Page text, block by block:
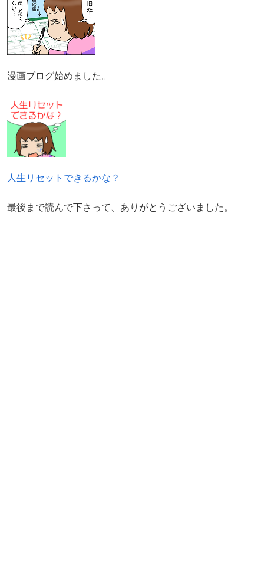
漫画ブログ始めました。
人生リセットできるかな？
最後まで読んで下さって、ありがとうございました。